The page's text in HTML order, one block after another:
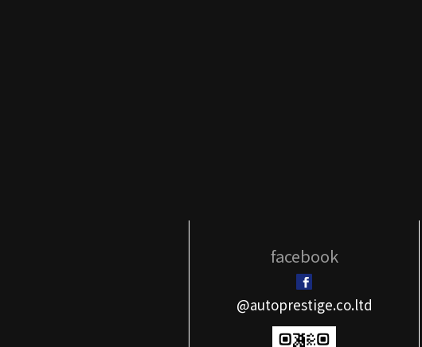
facebook
@autoprestige.co.ltd